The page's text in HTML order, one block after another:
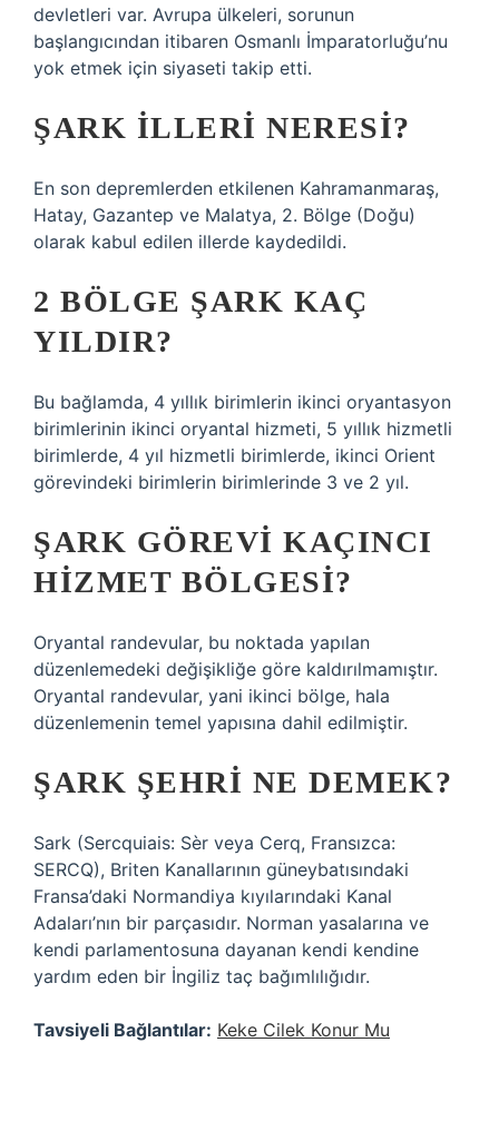
devletleri var. Avrupa ülkeleri, sorunun
başlangıcından itibaren Osmanlı İmparatorluğu’nu
yok etmek için siyaseti takip etti.
ŞARK ILLERI NERESI?
En son depremlerden etkilenen Kahramanmaraş,
Hatay, Gazantep ve Malatya, 2. Bölge (Doğu)
olarak kabul edilen illerde kaydedildi.
2 BÖLGE ŞARK KAÇ
YILDIR?
Bu bağlamda, 4 yıllık birimlerin ikinci oryantasyon
birimlerinin ikinci oryantal hizmeti, 5 yıllık hizmetli
birimlerde, 4 yıl hizmetli birimlerde, ikinci Orient
görevindeki birimlerin birimlerinde 3 ve 2 yıl.
ŞARK GÖREVI KAÇINCI
HIZMET BÖLGESI?
Oryantal randevular, bu noktada yapılan
düzenlemedeki değişikliğe göre kaldırılmamıştır.
Oryantal randevular, yani ikinci bölge, hala
düzenlemenin temel yapısına dahil edilmiştir.
ŞARK ŞEHRI NE DEMEK?
Sark (Sercquiais: Sèr veya Cerq, Fransızca:
SERCQ), Briten Kanallarının güneybatısındaki
Fransa’daki Normandiya kıyılarındaki Kanal
Adaları’nın bir parçasıdır. Norman yasalarına ve
kendi parlamentosuna dayanan kendi kendine
yardım eden bir İngiliz taç bağımlılığıdır.
Tavsiyeli Bağlantılar: Keke Cilek Konur Mu